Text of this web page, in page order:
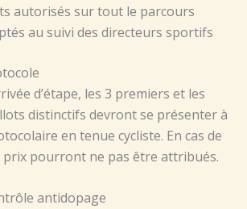
autorisés sur tout le parcours
au suivi des directeurs sportifs
d’étape, les 3 premiers et les
distinctifs devront se présenter à
en tenue cycliste. En cas de
prix pourront ne pas être attribués.
antidopage